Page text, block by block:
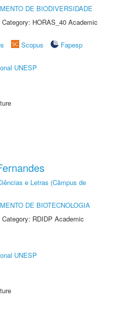
DE BIODIVERSIDADE
HORAS_40 Academic
Scopus
Fapesp
UNESP
e Letras (Câmpus de
DE BIOTECNOLOGIA
RDIDP Academic
UNESP